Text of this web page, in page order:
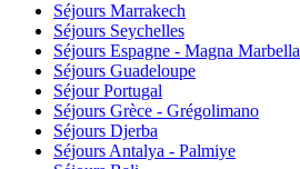
Séjours Marrakech
Séjours Seychelles
Séjours Espagne - Magna Marbella
Séjours Guadeloupe
Séjour Portugal
Séjours Grèce - Grégolimano
Séjours Djerba
Séjours Antalya - Palmiye